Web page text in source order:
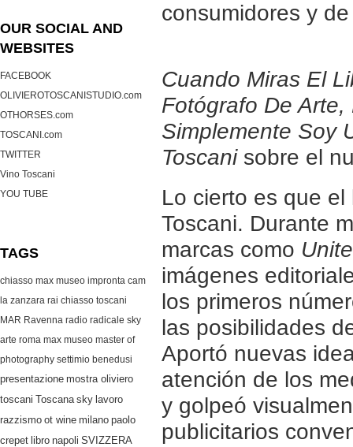
OUR SOCIAL AND
WEBSITES
FACEBOOK
OLIVIEROTOSCANISTUDIO.com
OTHORSES.com
TOSCANI.com
TWITTER
Vino Toscani
YOU TUBE
TAGS
chiasso max museo impronta cam
la zanzara rai chiasso toscani
MAR Ravenna radio radicale sky
arte roma max museo master of
photography settimio benedusi
presentazione mostra oliviero
toscani
Toscana sky lavoro
razzismo ot wine milano paolo
crepet libro napoli SVIZZERA
consumidores y
Cuando Miras El
Fotógrafo De
Simplemente Soy
Toscanisobre el
Lo cierto es que
Toscani. Durante
marcas como
imágenes
los primeros
las posibilidades
Aportó nuevas
atención de los
y golpeó
publicitarios